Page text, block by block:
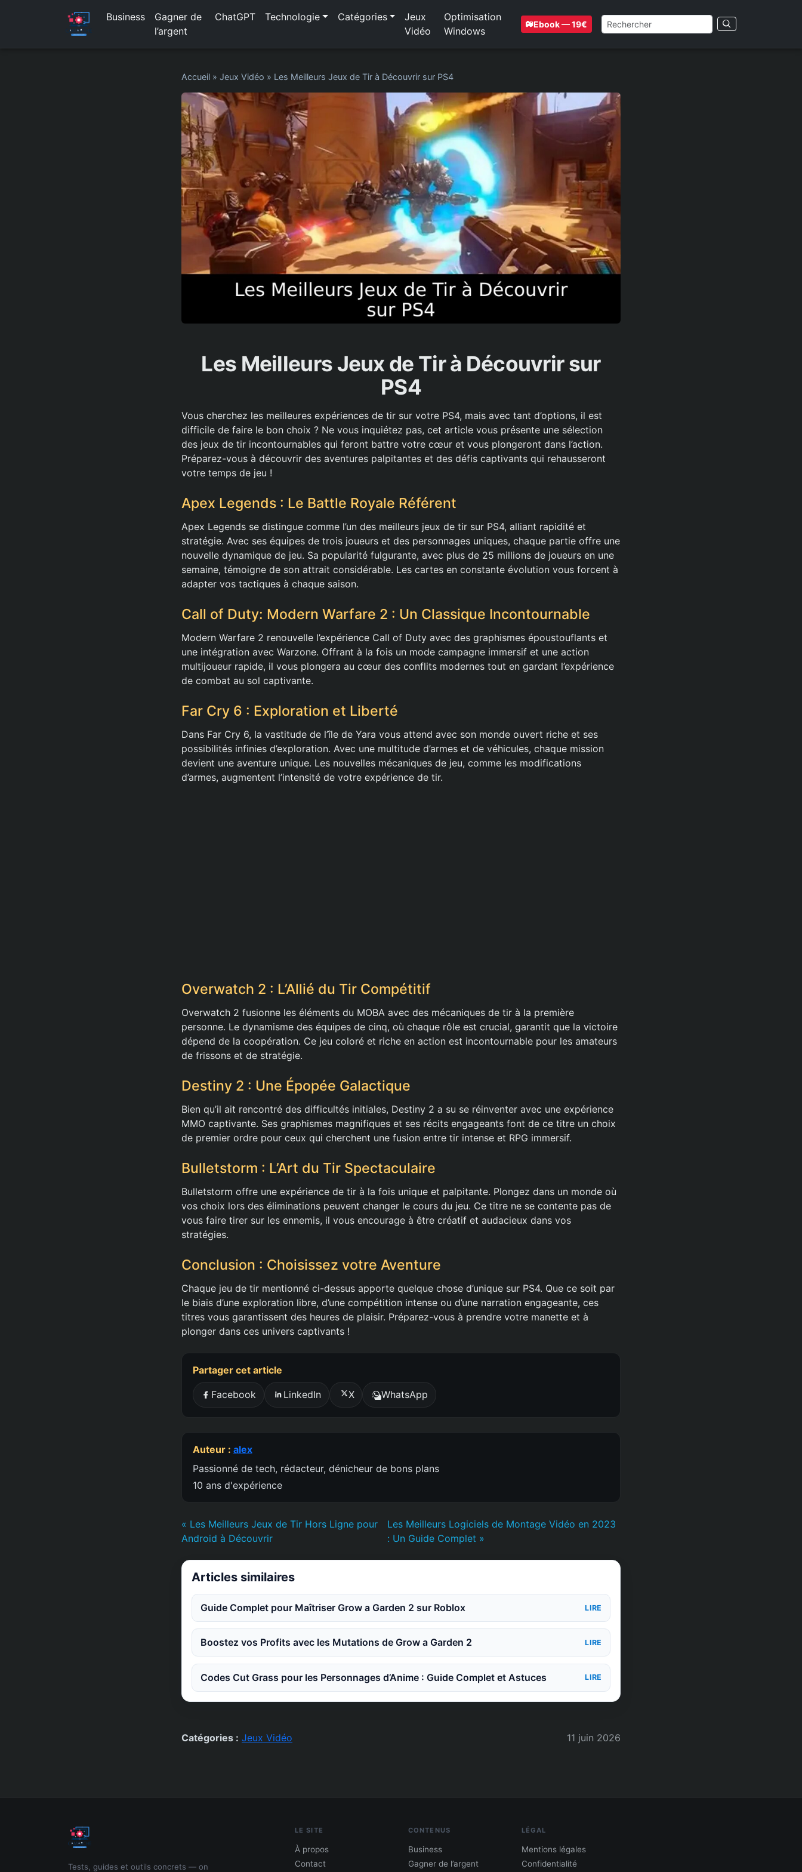
Business
Gagner de
l’argent
ChatGPT Technologie Catégories
Jeux
Vidéo
Optimisation
Windows
Ebook — 19€
Accueil » Jeux Vidéo » Les Meilleurs Jeux de Tir à Découvrir sur PS4
Les Meilleurs Jeux de Tir à Découvrir sur
PS4
Vous cherchez les meilleures expériences de tir sur votre PS4, mais avec tant d’options, il est
difficile de faire le bon choix ? Ne vous inquiétez pas, cet article vous présente une sélection
des jeux de tir incontournables qui feront battre votre cœur et vous plongeront dans l’action.
Préparez-vous à découvrir des aventures palpitantes et des défis captivants qui rehausseront
votre temps de jeu !
Apex Legends : Le Battle Royale Référent
Apex Legends se distingue comme l’un des meilleurs jeux de tir sur PS4, alliant rapidité et
stratégie. Avec ses équipes de trois joueurs et des personnages uniques, chaque partie offre une
nouvelle dynamique de jeu. Sa popularité fulgurante, avec plus de 25 millions de joueurs en une
semaine, témoigne de son attrait considérable. Les cartes en constante évolution vous forcent à
adapter vos tactiques à chaque saison.
Call of Duty: Modern Warfare 2 : Un Classique Incontournable
Modern Warfare 2 renouvelle l’expérience Call of Duty avec des graphismes époustouflants et
une intégration avec Warzone. Offrant à la fois un mode campagne immersif et une action
multijoueur rapide, il vous plongera au cœur des conflits modernes tout en gardant l’expérience
de combat au sol captivante.
Far Cry 6 : Exploration et Liberté
Dans Far Cry 6, la vastitude de l’île de Yara vous attend avec son monde ouvert riche et ses
possibilités infinies d’exploration. Avec une multitude d’armes et de véhicules, chaque mission
devient une aventure unique. Les nouvelles mécaniques de jeu, comme les modifications
d’armes, augmentent l’intensité de votre expérience de tir.
Overwatch 2 : L’Allié du Tir Compétitif
Overwatch 2 fusionne les éléments du MOBA avec des mécaniques de tir à la première
personne. Le dynamisme des équipes de cinq, où chaque rôle est crucial, garantit que la victoire
dépend de la coopération. Ce jeu coloré et riche en action est incontournable pour les amateurs
de frissons et de stratégie.
Destiny 2 : Une Épopée Galactique
Bien qu’il ait rencontré des difficultés initiales, Destiny 2 a su se réinventer avec une expérience
MMO captivante. Ses graphismes magnifiques et ses récits engageants font de ce titre un choix
de premier ordre pour ceux qui cherchent une fusion entre tir intense et RPG immersif.
Bulletstorm : L’Art du Tir Spectaculaire
Bulletstorm offre une expérience de tir à la fois unique et palpitante. Plongez dans un monde où
vos choix lors des éliminations peuvent changer le cours du jeu. Ce titre ne se contente pas de
vous faire tirer sur les ennemis, il vous encourage à être créatif et audacieux dans vos
stratégies.
Conclusion : Choisissez votre Aventure
Chaque jeu de tir mentionné ci-dessus apporte quelque chose d’unique sur PS4. Que ce soit par
le biais d’une exploration libre, d’une compétition intense ou d’une narration engageante, ces
titres vous garantissent des heures de plaisir. Préparez-vous à prendre votre manette et à
plonger dans ces univers captivants !
Partager cet article
Facebook LinkedIn X WhatsApp
Auteur : alex
Passionné de tech, rédacteur, dénicheur de bons plans
10 ans d'expérience
« Les Meilleurs Jeux de Tir Hors Ligne pour
Android à Découvrir
Les Meilleurs Logiciels de Montage Vidéo en 2023
: Un Guide Complet »
Articles similaires
Guide Complet pour Maîtriser Grow a Garden 2 sur Roblox LIRE
Boostez vos Profits avec les Mutations de Grow a Garden 2 LIRE
Codes Cut Grass pour les Personnages d’Anime : Guide Complet et Astuces LIRE
Catégories : Jeux Vidéo 11 juin 2026
Tests, guides et outils concrets — on
LE SITE
À propos
Contact
CONTENUS
Business
Gagner de l’argent
LÉGAL
Mentions légales
Confidentialité